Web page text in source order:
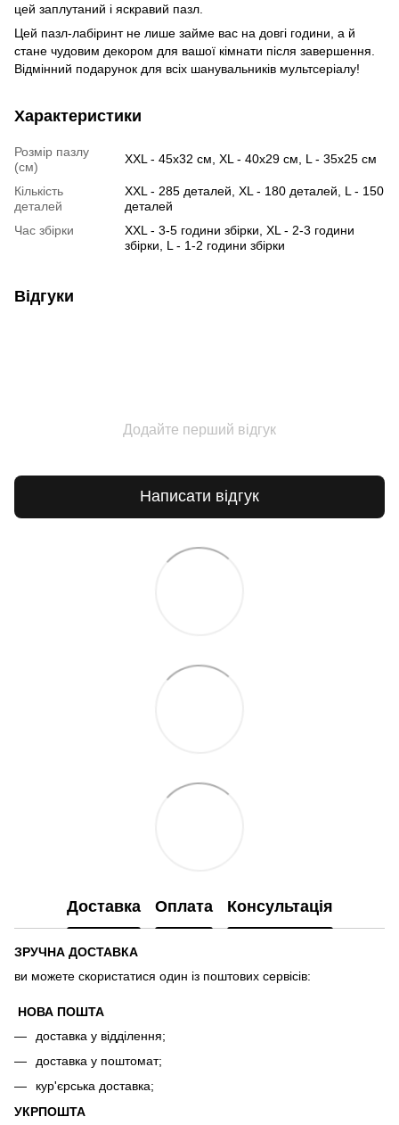
цей заплутаний і яскравий пазл.
Цей пазл-лабіринт не лише займе вас на довгі години, а й
стане чудовим декором для вашої кімнати після завершення.
Відмінний подарунок для всіх шанувальників мультсеріалу!
Характеристики
Розмір пазлу
(см)
XXL - 45х32 см, XL - 40х29 см, L - 35х25 см
Кількість
деталей
XXL - 285 деталей, XL - 180 деталей, L - 150
деталей
Час збірки
XXL - 3-5 години збірки, XL - 2-3 години
збірки, L - 1-2 години збірки
Відгуки
Додайте перший відгук
Написати відгук
Доставка Оплата Консультація
ЗРУЧНА ДОСТАВКА
ви можете скористатися один із поштових сервісів:
НОВА ПОШТА
доставка у відділення;
доставка у поштомат;
кур'єрська доставка;
УКРПОШТА